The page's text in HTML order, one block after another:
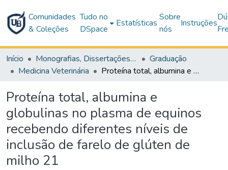
Comunidades
& Coleções
Tudo no
DSpace
Estatísticas
Sobre
nós
Instruções
Início Monografias, Dissertações e Teses
Graduação
Medicina Veterinária
Proteína total, albumina e globulinas no plasma de equinos recebendo diferentes níveis de inclusão de farelo de glúten de milho 21
Proteína total, albumina e
globulinas no plasma de equinos
recebendo diferentes níveis de
inclusão de farelo de glúten de
milho 21